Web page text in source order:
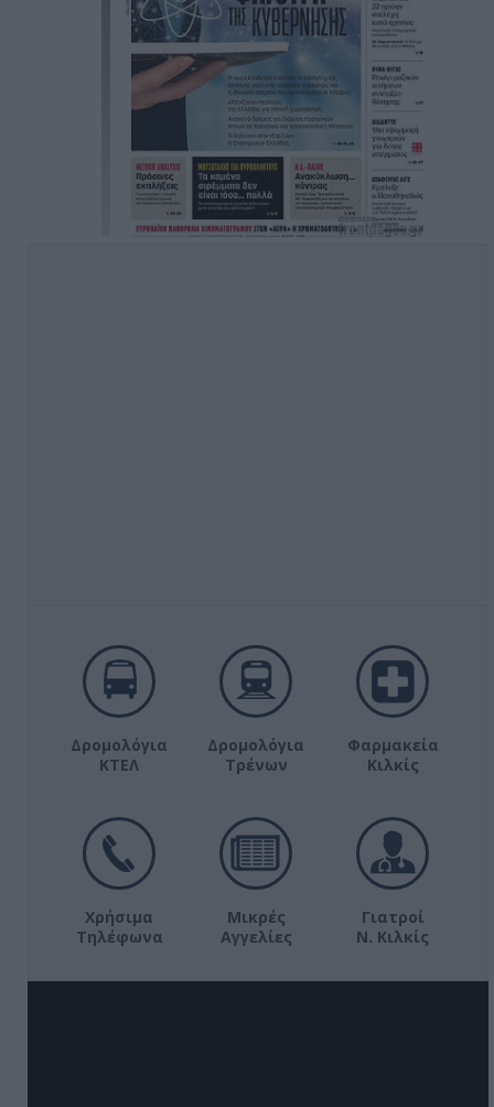
Δρομολόγια
ΚΤΕΛ
Δρομολόγια
Τρένων
Φαρμακεία
Κιλκίς
Χρήσιμα
Τηλέφωνα
Μικρές
Αγγελίες
Γιατροί
Ν. Κιλκίς